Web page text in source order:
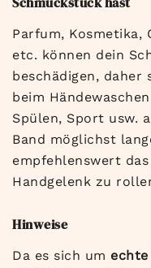
Parfum, Kosmetika,
etc. können dein
beschädigen,
beim
Spülen, Sport usw.
Band möglichst
empfehlenswert
Handgelenk zu
Hinweise
Da es sich um